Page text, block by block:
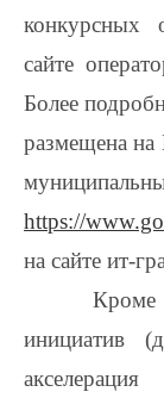
конкурсных
сайте
Более
размещена на
https://
на сайте ит-
Кроме
инициатив